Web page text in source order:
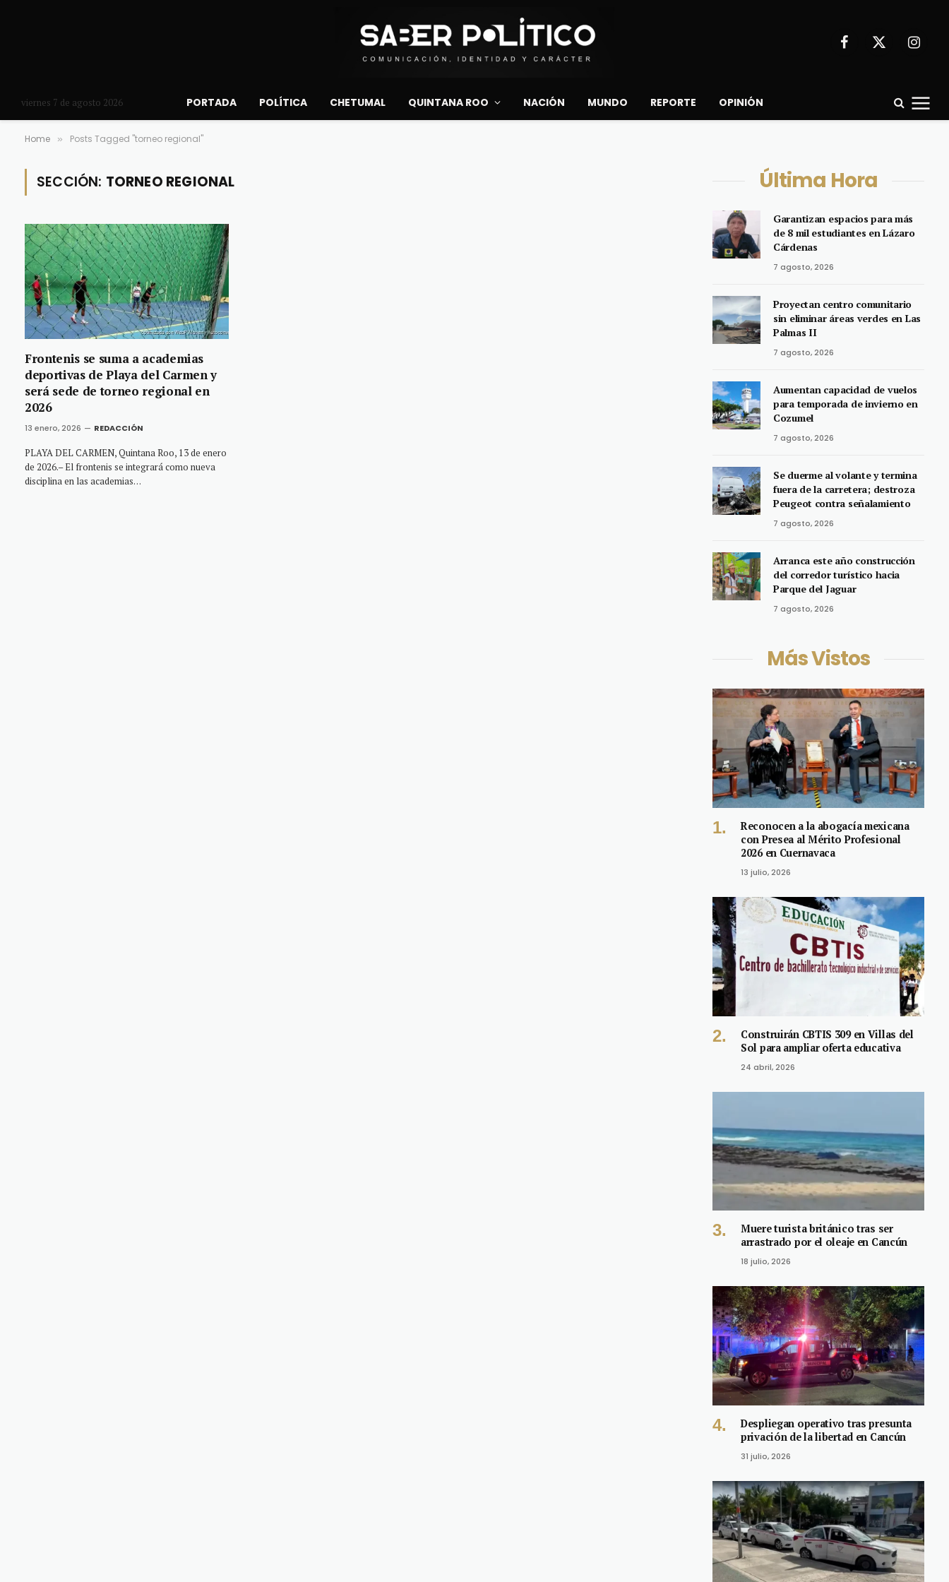
Facebook
X
viernes 7 de agosto 2026 PORTADA POLÍTICA CHETUMAL QUINTANA ROO NACIÓN MUNDO REPORTE OPINIÓN
Home » Posts Tagged "torneo regional"
SECCIÓN: TORNEO REGIONAL
Frontenis se suma a academias
deportivas de Playa del Carmen y
será sede de torneo regional en
2026
13 enero, 2026 REDACCIÓN
PLAYA DEL CARMEN, Quintana Roo, 13 de enero
de 2026.– El frontenis se integrará como nueva
disciplina en las academias…
Última Hora
Garantizan espacios para más
de 8 mil estudiantes en Lázaro
Cárdenas
7 agosto, 2026
Proyectan centro comunitario
sin eliminar áreas verdes en Las
Palmas II
7 agosto, 2026
Aumentan capacidad de vuelos
para temporada de invierno en
Cozumel
7 agosto, 2026
Se duerme al volante y termina
fuera de la carretera; destroza
Peugeot contra señalamiento
7 agosto, 2026
Arranca este año construcción
del corredor turístico hacia
Parque del Jaguar
7 agosto, 2026
Más Vistos
Reconocen a la abogacía mexicana
con Presea al Mérito Profesional
2026 en Cuernavaca
13 julio, 2026
Construirán CBTIS 309 en Villas del
Sol para ampliar oferta educativa
24 abril, 2026
Muere turista británico tras ser
arrastrado por el oleaje en Cancún
18 julio, 2026
Despliegan operativo tras presunta
privación de la libertad en Cancún
31 julio, 2026